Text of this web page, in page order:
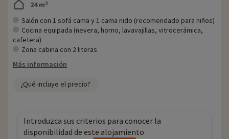
24 m²
Salón con 1 sofá cama y 1 cama nido (recomendado para niños)
Cocina equipada (nevera, horno, lavavajillas, vitrocerámica,
cafetera)
Zona cabina con 2 literas
Más información
¿Qué incluye el precio?
Introduzca sus criterios para conocer la
disponibilidad de este alojamiento